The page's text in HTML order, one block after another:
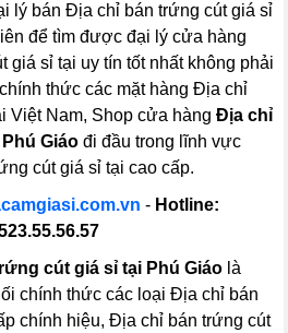
lý bán Địa chỉ bán trứng cút giá sỉ
để tìm được đại lý cửa hàng
giá sỉ tại uy tín tốt nhất không phải
thức các mặt hàng Địa chỉ
Việt Nam, Shop cửa hàngĐịa chỉ
Giáo đi đầu trong lĩnh vực
cút giá sỉ tại cao cấp.
- Hotline:
cút giá sỉ tại Phú Giáo là
chính thức các loại Địa chỉ bán
chính hiệu, Địa chỉ bán trứng cút